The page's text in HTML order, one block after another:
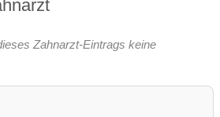
Zahnarzt-Eintrags keine